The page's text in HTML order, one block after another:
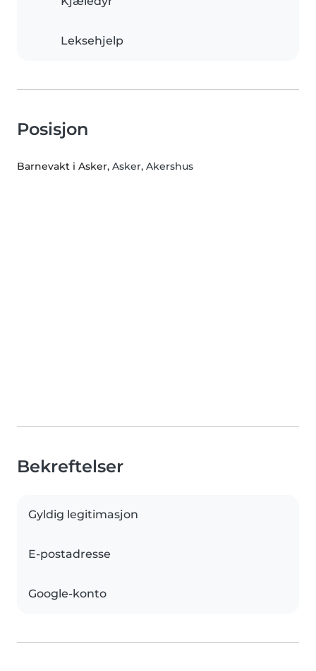
Leksehjelp
Posisjon
Barnevakt i Asker, Asker, Akershus
Bekreftelser
Gyldig legitimasjon
E-postadresse
Google-konto